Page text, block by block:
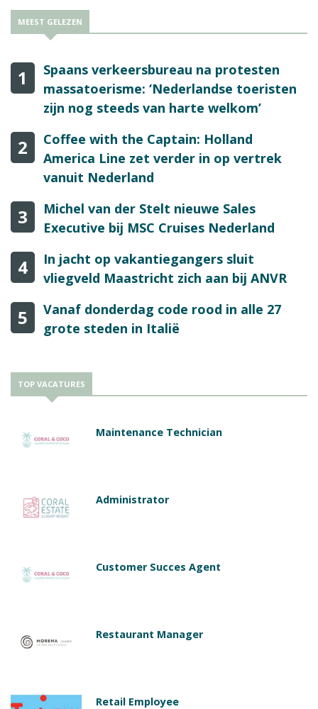
MEEST GELEZEN
1
Spaans verkeersbureau na protesten
massatoerisme: ‘Nederlandse toeristen
zijn nog steeds van harte welkom’
2
Coffee with the Captain: Holland
America Line zet verder in op vertrek
vanuit Nederland
3
Michel van der Stelt nieuwe Sales
Executive bij MSC Cruises Nederland
4
In jacht op vakantiegangers sluit
vliegveld Maastricht zich aan bij ANVR
5
Vanaf donderdag code rood in alle 27
grote steden in Italië
TOP VACATURES
Maintenance Technician
Administrator
Customer Succes Agent
Restaurant Manager
Retail Employee